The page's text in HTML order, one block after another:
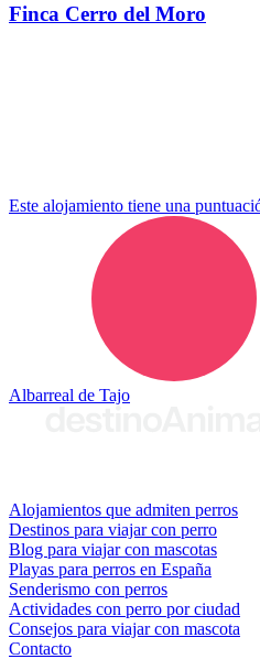
Finca Cerro del Moro
Este alojamiento tiene una
Albarreal de Tajo
Alojamientos que admiten perros
Destinos para viajar con perro
Blog para viajar con mascotas
Playas para perros en España
Senderismo con perros
Actividades con perro por ciudad
Consejos para viajar con mascota
Contacto